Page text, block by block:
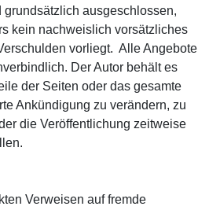
grundsätzlich ausgeschlossen,
kein nachweislich vorsätzliches
vorliegt. Alle Angebote
Der Autor behält es
der Seiten oder das gesamte
Ankündigung zu verändern, zu
die Veröffentlichung zeitweise
Verweisen auf fremde